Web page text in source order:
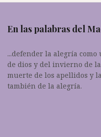
En las palabras del
...defender la alegría
de dios y del invierno de
muerte de los apellidos y
también de la alegría.